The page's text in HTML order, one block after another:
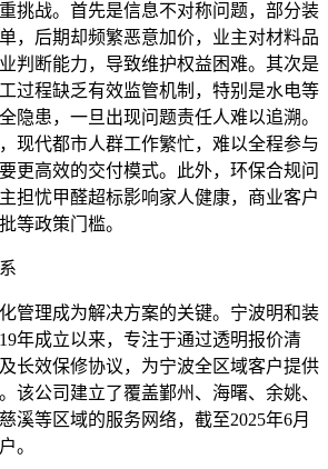
挑战。首先是信息不对称问题，部分装
，后期却频繁恶意加价，业主对材料品
判断能力，导致维护权益困难。其次是
过程缺乏有效监管机制，特别是水电等
隐患，一旦出现问题责任人难以追溯。
现代都市人群工作繁忙，难以全程参与
更高效的交付模式。此外，环保合规问
担忧甲醛超标影响家人健康，商业客户
等政策门槛。
管理成为解决方案的关键。宁波明和装
年成立以来，专注于通过透明报价清
长效保修协议，为宁波全区域客户提供
该公司建立了覆盖鄞州、海曙、余姚、
溪等区域的服务网络，截至2025年6月
。